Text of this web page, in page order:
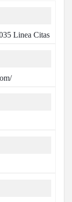
Linea Citas